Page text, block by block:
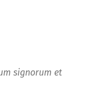
signorum et